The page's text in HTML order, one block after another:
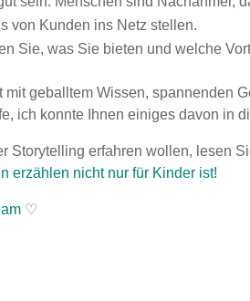
von Kunden ins Netz stellen.
Sie, was Sie bieten und welche
mit geballtem Wissen, spannenden
ich konnte Ihnen einiges davon in
Storytelling erfahren wollen, lesen
erzählen nicht nur für Kinder ist!
♡